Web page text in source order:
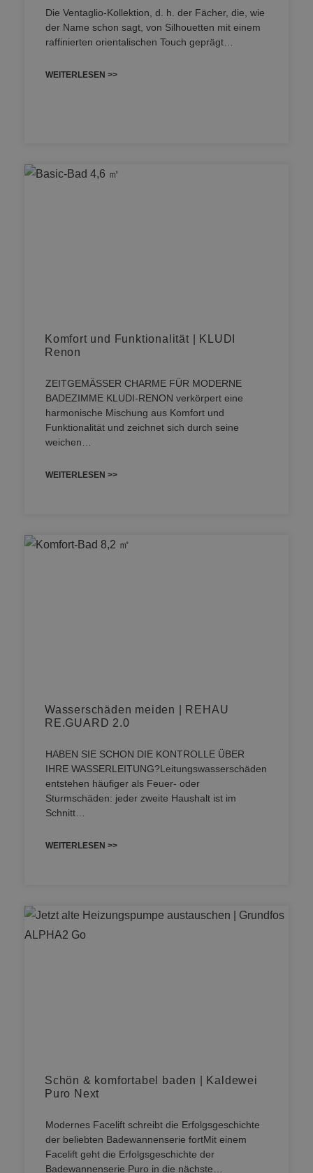
Die Ventaglio-Kollektion, d. h. der Fächer, die, wie
der Name schon sagt, von Silhouetten mit einem
raffinierten orientalischen Touch geprägt…
WEITERLESEN >>
Komfort und Funktionalität | KLUDI
Renon
ZEITGEMÄSSER CHARME FÜR MODERNE
BADEZIMME KLUDI-RENON verkörpert eine
harmonische Mischung aus Komfort und
Funktionalität und zeichnet sich durch seine
weichen…
WEITERLESEN >>
Wasserschäden meiden | REHAU
RE.GUARD 2.0
HABEN SIE SCHON DIE KONTROLLE ÜBER
IHRE WASSERLEITUNG?Leitungswasserschäden
entstehen häufiger als Feuer- oder
Sturmschäden: jeder zweite Haushalt ist im
Schnitt…
WEITERLESEN >>
Schön & komfortabel baden | Kaldewei
Puro Next
Modernes Facelift schreibt die Erfolgsgeschichte
der beliebten Badewannenserie fortMit einem
Facelift geht die Erfolgsgeschichte der
Badewannenserie Puro in die nächste…